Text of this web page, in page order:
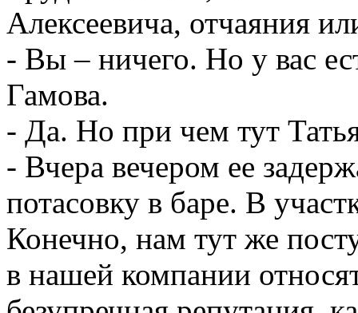
Алексеевича, отчаяния
- Вы – ничего. Но у вас
Гамова.
- Да. Но при чем тут
- Вчера вечером ее
потасовку в баре. В
Конечно, нам тут же
в нашей компании